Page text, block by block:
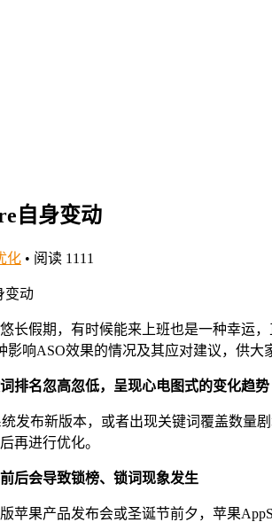
自身变动
化 • 阅读 1111
长假期，有时候能来上班也是一种幸运
响ASO效果的情况及其应对建议，供大
排名忽高忽低，呈现心电图式的变化趋势
发布新版本，或者出现关键词覆盖数量
再进行优化。
后会导致锁榜、锁词现象发生
苹果产品发布会或圣诞节前夕，苹果